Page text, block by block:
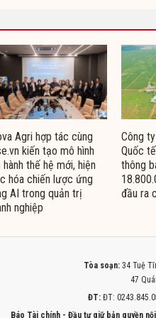
Agri hợp tác cùng
kiến tạo mô hình
hành thế hệ mới, hiện
hóa chiến lược ứng
AI trong quản trị
nghiệp
Công
Quốc
thông
đầu ra
Tòa soạn: 34 Tuệ
47
ĐT: ĐT:
Báo Tài chính - Đầu tư giữ bản quyền